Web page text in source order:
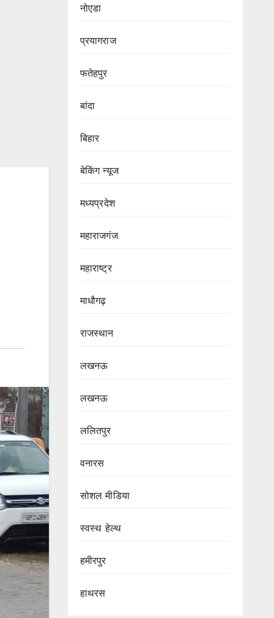
नोएडा
प्रयागराज
फतेहपुर
बांदा
बिहार
बेकिंग न्यूज
मध्यप्रदेश
महाराजगंज
महाराष्ट्र
माधौगढ़
राजस्थान
लखनऊ
लखनऊ
ललितपुर
वनारस
सोशल मीडिया
स्वस्थ हेल्थ
हमीरपुर
हाथरस